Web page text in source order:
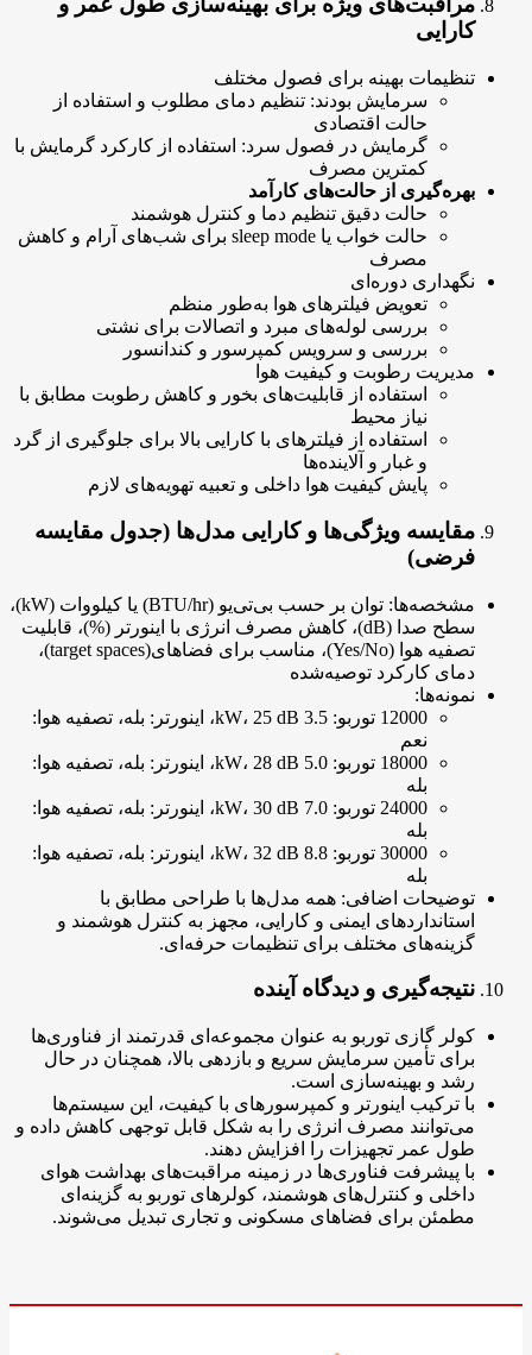
کارایی
تنظیمات بهینه برای فصول مختلف
سرمایش بودند: تنظیم دمای مطلوب و استفاده از
حالت اقتصادی
گرمایش در فصول سرد: استفاده از کارکرد گرمایش با
کمترین مصرف
بهره‌گیری از حالت‌های کارآمد
حالت دقیق تنظیم دما و کنترل هوشمند
حالت خواب یا sleep mode برای شب‌های آرام و کاهش
مصرف
نگهداری دوره‌ای
تعویض فیلترهای هوا به‌طور منظم
بررسی لوله‌های مبرد و اتصالات برای نشتی
بررسی و سرویس کمپرسور و کندانسور
مدیریت رطوبت و کیفیت هوا
استفاده از قابلیت‌های بخور و کاهش رطوبت مطابق با
نیاز محیط
استفاده از فیلترهای با کارایی بالا برای جلوگیری از گرد
و غبار و آلاینده‌ها
پایش کیفیت هوا داخلی و تعبیه تهویه‌های لازم
مقایسه ویژگی‌ها و کارایی مدل‌ها (جدول مقایسه
فرضی)
مشخصه‌ها: توان بر حسب بی‌تی‌یو (BTU/hr) یا کیلووات (kW)،
سطح صدا (dB)، کاهش مصرف انرژی با اینورتر (%)، قابلیت
تصفیه هوا (Yes/No)، مناسب برای فضاهای(target spaces)،
دمای کارکرد توصیه‌شده
نمونه‌ها:
12000 توربو: 3.5 kW، 25 dB، اینورتر: بله، تصفیه هوا:
نعم
18000 توربو: 5.0 kW، 28 dB، اینورتر: بله، تصفیه هوا:
بله
24000 توربو: 7.0 kW، 30 dB، اینورتر: بله، تصفیه هوا:
بله
30000 توربو: 8.8 kW، 32 dB، اینورتر: بله، تصفیه هوا:
بله
توضیحات اضافی: همه مدل‌ها با طراحی مطابق با
استانداردهای ایمنی و کارایی، مجهز به کنترل هوشمند و
گزینه‌های مختلف برای تنظیمات حرفه‌ای.
نتیجه‌گیری و دیدگاه آینده
کولر گازی توربو به عنوان مجموعه‌ای قدرتمند از فناوری‌ها
برای تأمین سرمایش سریع و بازدهی بالا، همچنان در حال
رشد و بهینه‌سازی است.
با ترکیب اینورتر و کمپرسورهای با کیفیت، این سیستم‌ها
می‌توانند مصرف انرژی را به شکل قابل توجهی کاهش داده و
طول عمر تجهیزات را افزایش دهند.
با پیشرفت فناوری‌ها در زمینه مراقبت‌های بهداشت هوای
داخلی و کنترل‌های هوشمند، کولرهای توربو به گزینه‌ای
مطمئن برای فضاهای مسکونی و تجاری تبدیل می‌شوند.